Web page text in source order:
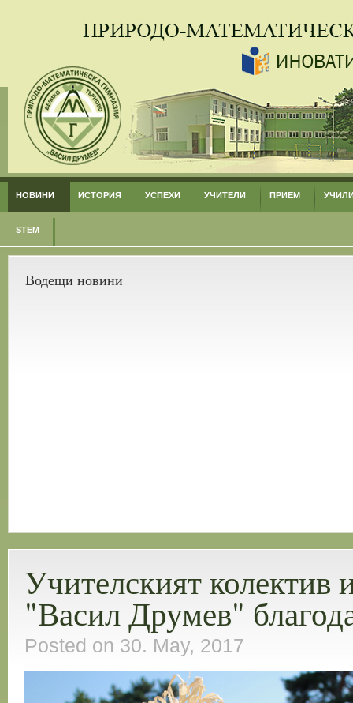
НОВИНИ ИСТОРИЯ УСПЕХИ УЧИТЕЛИ ПРИЕМ
STEM
Водещи новини
Учителският
"Васил Друмев"
Posted on 30. May, 2017